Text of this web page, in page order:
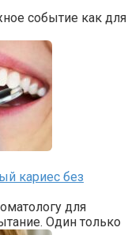
событие как для
кариес без
для
Один только